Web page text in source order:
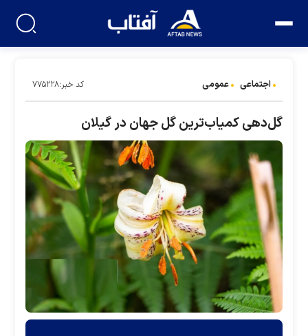
اجتماعی عمومی کد خبر:۷۷۵۲۲۸
گل‌دهی کمیاب‌ترین گل جهان در گیلان